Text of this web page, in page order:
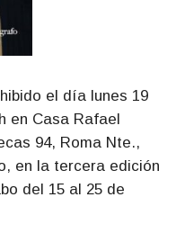
el día lunes 19
en Casa Rafael
94, Roma Nte.,
en la tercera edición
del 15 al 25 de